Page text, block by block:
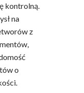
kontrolną.
na
z
o